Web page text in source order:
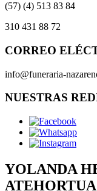
(57) (4) 513 83 84
310 431 88 72
CORREO
info@funeraria-
NUESTRAS
YOLANDA
ATEHORTUA